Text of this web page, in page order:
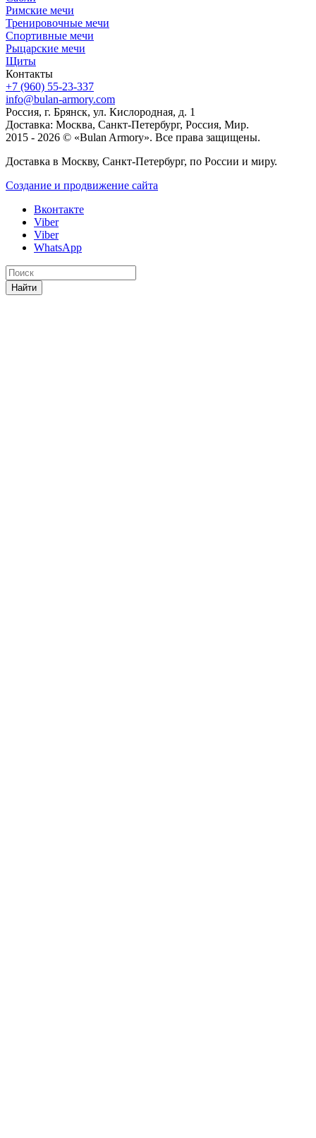
Римские мечи
Тренировочные мечи
Спортивные мечи
Рыцарские мечи
Щиты
Контакты
+7 (960) 55-23-337
info@bulan-armory.com
Россия, г. Брянск, ул. Кислородная, д. 1
Доставка: Москва, Санкт-Петербург, Россия, Мир.
2015 - 2026 © «Bulan Armory». Все права защищены.
Доставка в Москву, Санкт-Петербург, по России и миру.
Создание и продвижение сайта
Вконтакте
Viber
Viber
WhatsApp
Найти